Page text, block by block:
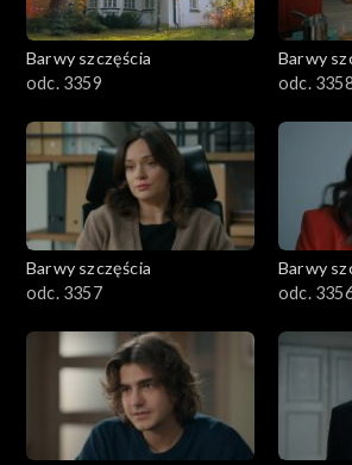
Barwy szczęścia
odc. 3359
Barwy
odc.
Barwy szczęścia
odc. 3357
Barwy
odc.